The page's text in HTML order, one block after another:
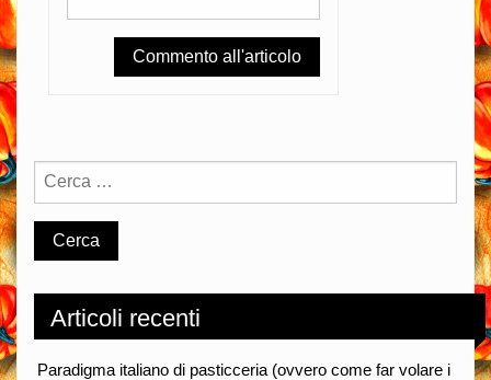
Articoli recenti
Paradigma italiano di pasticceria (ovvero come far volare i